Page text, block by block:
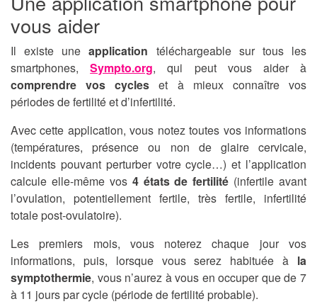
vous aider
Il existe une application téléchargeable sur tous les
smartphones,Sympto.org, qui peut vous aider à
comprendre vos cycles et à mieux connaître vos
périodes de fertilité et d’infertilité.
Avec cette application, vous notez toutes vos informations
(températures, présence ou non de glaire cervicale,
incidents pouvant perturber votre cycle…) et l’application
calcule elle-même vos4 états de fertilité (infertile avant
l’ovulation, potentiellement fertile, très fertile, infertilité
totale post-ovulatoire).
Les premiers mois, vous noterez chaque jour vos
informations, puis, lorsque vous serez habituée à la
symptothermie, vous n’aurez à vous en occuper que de 7
à 11 jours par cycle (période de fertilité probable).